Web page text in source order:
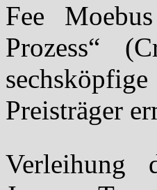
Fee
Prozess“
Preisträger
Verleihung